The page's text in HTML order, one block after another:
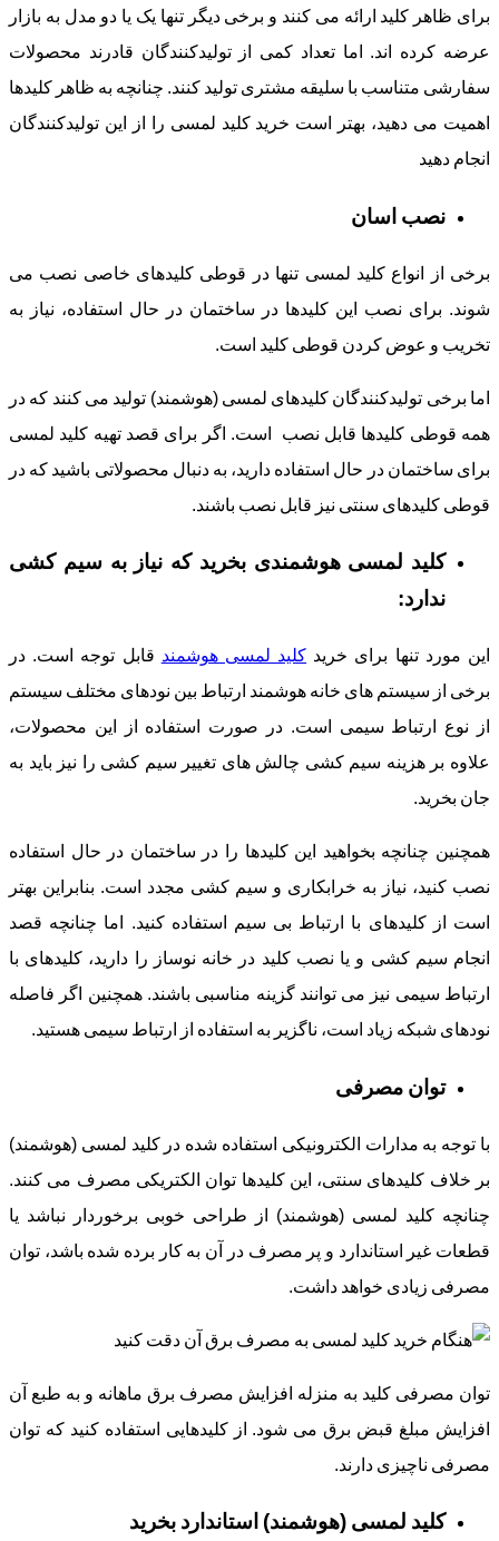
برای ظاهر کلید ارائه می کنند و برخی دیگر تنها یک یا دو مدل به بازار
عرضه کرده اند. اما تعداد کمی از تولیدکنندگان قادرند محصولات
سفارشی متناسب با سلیقه مشتری تولید کنند. چنانچه به ظاهر کلیدها
اهمیت می دهید، بهتر است خرید کلید لمسی را از این تولیدکنندگان
انجام دهید
نصب اسان
برخی از انواع کلید لمسی تنها در قوطی کلیدهای خاصی نصب می
شوند. برای نصب این کلیدها در ساختمان در حال استفاده، نیاز به
تخریب و عوض کردن قوطی کلید است.
اما برخی تولیدکنندگان کلیدهای لمسی (هوشمند) تولید می کنند که در
همه قوطی کلیدها قابل نصب است. اگر برای قصد تهیه کلید لمسی
برای ساختمان در حال استفاده دارید، به دنبال محصولاتی باشید که در
قوطی کلیدهای سنتی نیز قابل نصب باشند.
کلید لمسی هوشمندی بخرید که نیاز به سیم کشی
ندارد:
این مورد تنها برای خرید کلید لمسی هوشمند قابل توجه است. در
برخی از سیستم های خانه هوشمند ارتباط بین نودهای مختلف سیستم
از نوع ارتباط سیمی است. در صورت استفاده از این محصولات،
علاوه بر هزینه سیم کشی چالش های تغییر سیم کشی را نیز باید به
جان بخرید.
همچنین چنانچه بخواهید این کلیدها را در ساختمان در حال استفاده
نصب کنید، نیاز به خرابکاری و سیم کشی مجدد است. بنابراین بهتر
است از کلیدهای با ارتباط بی سیم استفاده کنید. اما چنانچه قصد
انجام سیم کشی و یا نصب کلید در خانه نوساز را دارید، کلیدهای با
ارتباط سیمی نیز می توانند گزینه مناسبی باشند. همچنین اگر فاصله
نودهای شبکه زیاد است، ناگزیر به استفاده از ارتباط سیمی هستید.
توان مصرفی
با توجه به مدارات الکترونیکی استفاده شده در کلید لمسی (هوشمند)
بر خلاف کلیدهای سنتی، این کلیدها توان الکتریکی مصرف می کنند.
چنانچه کلید لمسی (هوشمند) از طراحی خوبی برخوردار نباشد یا
قطعات غیر استاندارد و پر مصرف در آن به کار برده شده باشد، توان
مصرفی زیادی خواهد داشت.
توان مصرفی کلید به منزله افزایش مصرف برق ماهانه و به طبع آن
افزایش مبلغ قبض برق می شود. از کلیدهایی استفاده کنید که توان
مصرفی ناچیزی دارند.
کلید لمسی (هوشمند) استاندارد بخرید